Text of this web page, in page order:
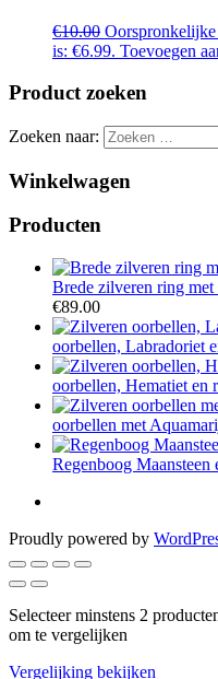
€10.00
is: €6.99. Toevoegen
Product zoeken
Zoeken naar:
Winkelwagen
Producten
Brede zilveren ring
€89.00
oorbellen, Labradoriet
oorbellen, Hematiet en
oorbellen met
Regenboog
Proudly powered by
Selecteer minstens 2
om te vergelijken
Vergelijking bekijken